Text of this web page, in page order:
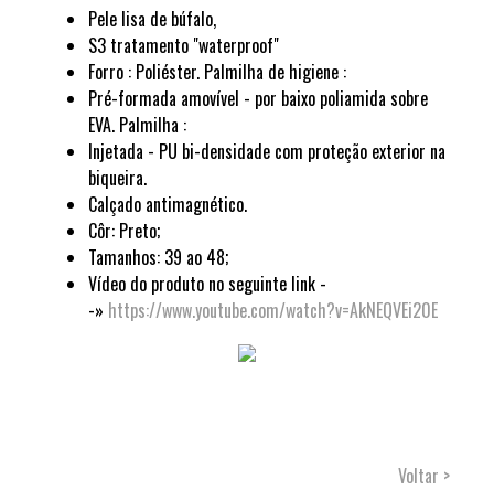
Pele lisa de búfalo,
S3 tratamento "waterproof"
Forro : Poliéster. Palmilha de higiene :
Pré-formada amovível - por baixo poliamida sobre
EVA. Palmilha :
Injetada - PU bi-densidade com proteção exterior na
biqueira.
Calçado antimagnético.
Côr: Preto;
Tamanhos: 39 ao 48;
Vídeo do produto no seguinte link -
-» https://www.youtube.com/watch?v=AkNEQVEi20E
Voltar >